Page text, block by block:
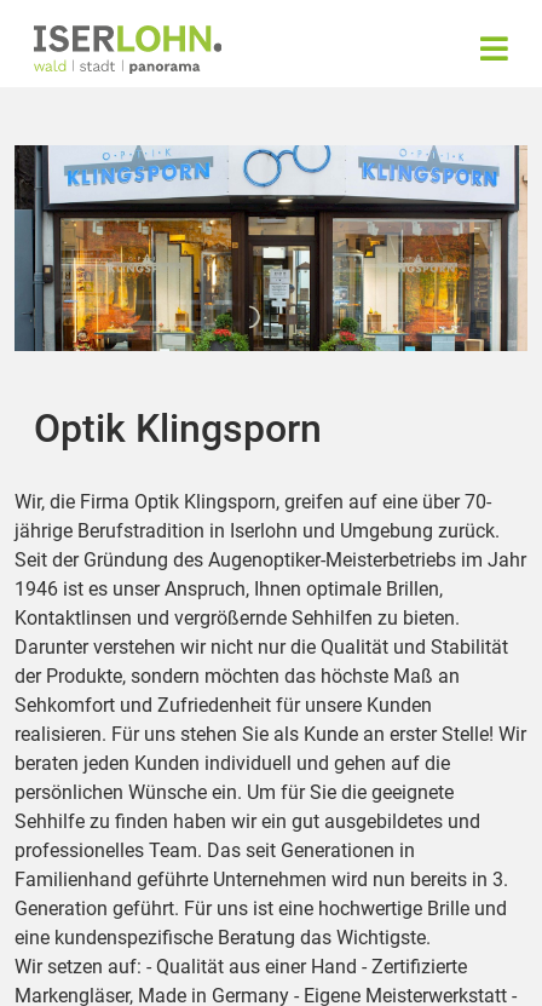
Optik Klingsporn
Wir, die Firma Optik Klingsporn, greifen auf eine über 70-
jährige Berufstradition in Iserlohn und Umgebung zurück.
Seit der Gründung des Augenoptiker-Meisterbetriebs im Jahr
1946 ist es unser Anspruch, Ihnen optimale Brillen,
Kontaktlinsen und vergrößernde Sehhilfen zu bieten.
Darunter verstehen wir nicht nur die Qualität und Stabilität
der Produkte, sondern möchten das höchste Maß an
Sehkomfort und Zufriedenheit für unsere Kunden
realisieren. Für uns stehen Sie als Kunde an erster Stelle! Wir
beraten jeden Kunden individuell und gehen auf die
persönlichen Wünsche ein. Um für Sie die geeignete
Sehhilfe zu finden haben wir ein gut ausgebildetes und
professionelles Team. Das seit Generationen in
Familienhand geführte Unternehmen wird nun bereits in 3.
Generation geführt. Für uns ist eine hochwertige Brille und
eine kundenspezifische Beratung das Wichtigste.
Wir setzen auf: - Qualität aus einer Hand - Zertifizierte
Markengläser, Made in Germany - Eigene Meisterwerkstatt -